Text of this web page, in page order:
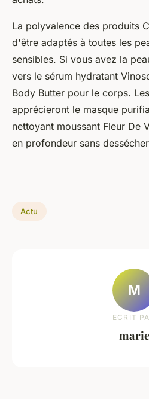
La polyvalence des produits
d'être adaptés à toutes les
sensibles. Si vous avez la
vers le sérum hydratant
Body Butter pour le corps.
apprécieront le masque
nettoyant moussant Fleur De
en profondeur sans
Actu
M
ECRIT
marie